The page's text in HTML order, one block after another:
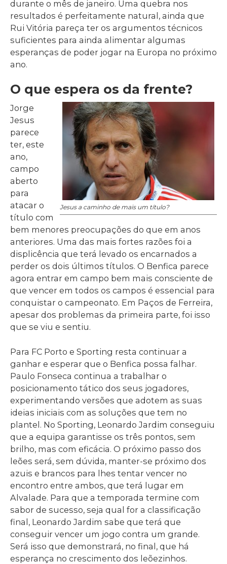
durante o mês de janeiro. Uma quebra nos
resultados é perfeitamente natural, ainda que
Rui Vitória pareça ter os argumentos técnicos
suficientes para ainda alimentar algumas
esperanças de poder jogar na Europa no próximo
ano.
O que espera os da frente?
Jesus a caminho de mais um título?
Jorge
Jesus
parece
ter, este
ano,
campo
aberto
para
atacar o
título com
bem menores preocupações do que em anos
anteriores. Uma das mais fortes razões foi a
displicência que terá levado os encarnados a
perder os dois últimos títulos. O Benfica parece
agora entrar em campo bem mais consciente de
que vencer em todos os campos é essencial para
conquistar o campeonato. Em Paços de Ferreira,
apesar dos problemas da primeira parte, foi isso
que se viu e sentiu.
Para FC Porto e Sporting resta continuar a
ganhar e esperar que o Benfica possa falhar.
Paulo Fonseca continua a trabalhar o
posicionamento tático dos seus jogadores,
experimentando versões que adotem as suas
ideias iniciais com as soluções que tem no
plantel. No Sporting, Leonardo Jardim conseguiu
que a equipa garantisse os três pontos, sem
brilho, mas com eficácia. O próximo passo dos
leões será, sem dúvida, manter-se próximo dos
azuis e brancos para lhes tentar vencer no
encontro entre ambos, que terá lugar em
Alvalade. Para que a temporada termine com
sabor de sucesso, seja qual for a classificação
final, Leonardo Jardim sabe que terá que
conseguir vencer um jogo contra um grande.
Será isso que demonstrará, no final, que há
esperança no crescimento dos leõezinhos.